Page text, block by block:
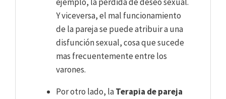
Y viceversa, el mal funcionamiento
de la pareja se puede atribuir a una
disfunción sexual, cosa que sucede
mas frecuentemente entre los
varones.
Por otro lado, laTerapia de pareja